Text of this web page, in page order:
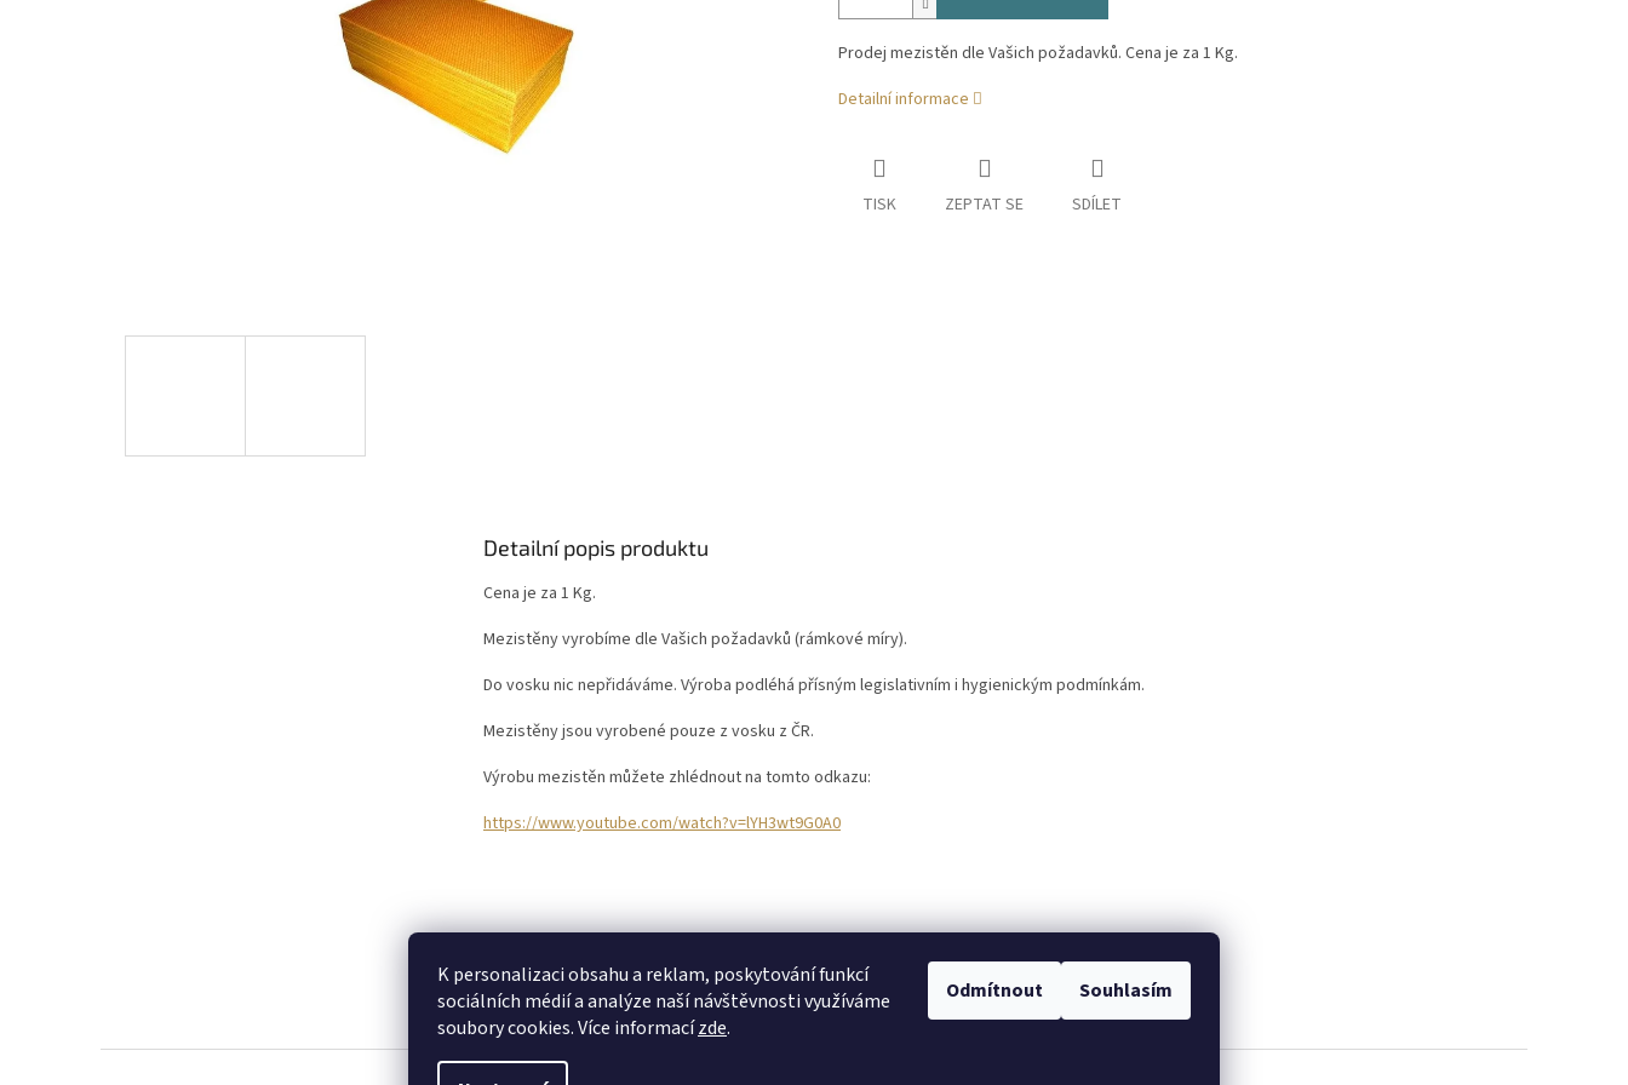
K personalizaci obsahu a reklam, poskytování funkcí
sociálních médií a analýze naší návštěvnosti využíváme
soubory cookies. Více informacízde.
Odmítnout Souhlasím
Prodej mezistěn dle Vašich požadavků. Cena je za 1 Kg.
Detailní informace
TISK ZEPTAT SE SDÍLET
Detailní popis produktu
Cena je za 1 Kg.
Mezistěny vyrobíme dle Vašich požadavků (rámkové míry).
Do vosku nic nepřidáváme. Výroba podléhá přísným legislativním i hygienickým podmínkám.
Mezistěny jsou vyrobené pouze z vosku z ČR.
Výrobu mezistěn můžete zhlédnout na tomto odkazu:
https://www.youtube.com/watch?v=lYH3wt9G0A0
Buďte první, kdo napíše příspěvek k této položce.
PŘIDAT KOMENTÁŘ